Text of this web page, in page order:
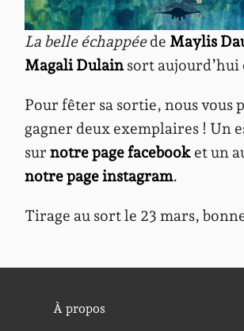
La belle échappéede Maylis
Magali Dulainsort aujourd’hui
Pour fêter sa sortie, nous vous
gagner deux exemplaires ! Un
sur notre page facebook et un
notre page instagram.
Tirage au sort le 23 mars,
À propos